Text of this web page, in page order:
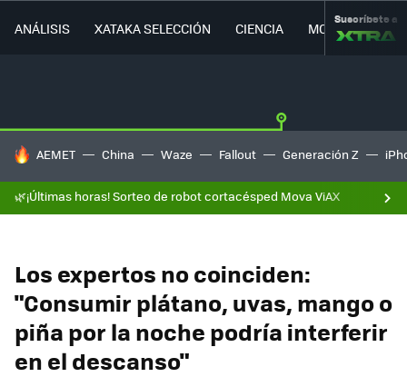
ANÁLISIS XATAKA SELECCIÓN CIENCIA MOVILIDAD
Suscríbete a
HOY SE HABLA DE
AEMET China Waze Fallout Generación Z
🌿¡Últimas horas! Sorteo de robot cortacésped Mova ViAX
Los expertos no coinciden:
"Consumir plátano, uvas, mango o
piña por la noche podría interferir
en el descanso"